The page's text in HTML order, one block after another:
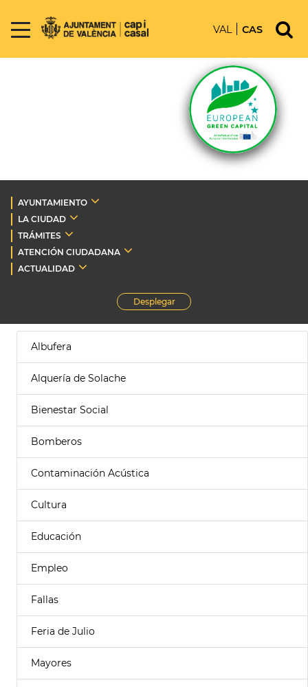
VAL CAS
AYUNTAMIENTO
LA CIUDAD
TRÁMITES
ATENCIÓN CIUDADANA
ACTUALIDAD
Desplegar
Albufera
Alquería de Solache
Bienestar Social
Bomberos
Contaminación Acústica
Cultura
Educación
Empleo
Fallas
Feria de Julio
Mayores